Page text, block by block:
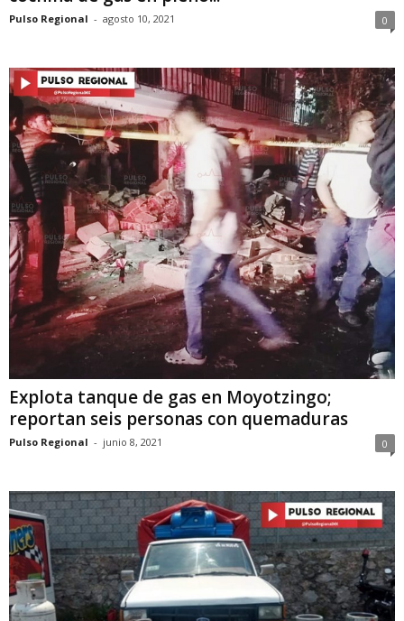
Pulso Regional - agosto 10, 2021 0
Explota tanque de gas en Moyotzingo;
reportan seis personas con quemaduras
Pulso Regional - junio 8, 2021 0